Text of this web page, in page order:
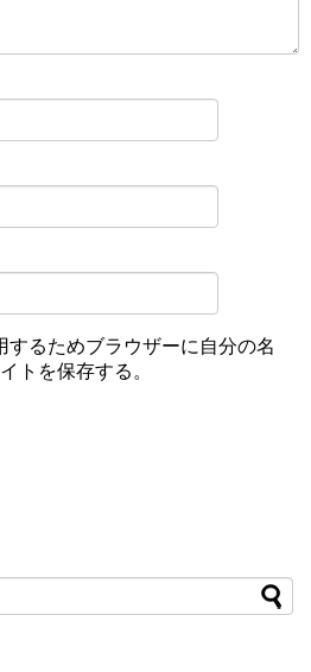
するためブラウザーに自分の名
トを保存する。